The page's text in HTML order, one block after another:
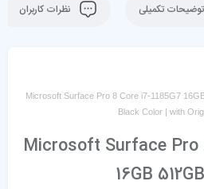
توضیحات تکمیلی نظرات کاربران
Microsoft Surface Pro 8 Core i7-1185G7
Black Color | with
Microsoft Surface Pro
16GB